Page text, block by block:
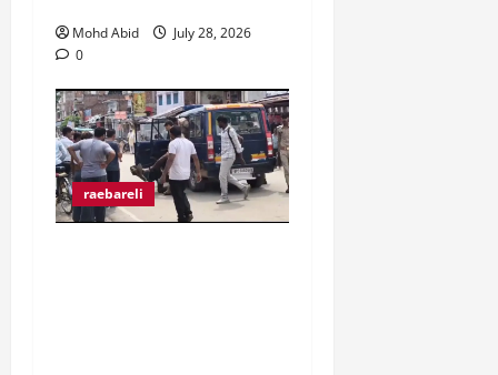
Mohd Abid
July 28, 2026
0
raebareli